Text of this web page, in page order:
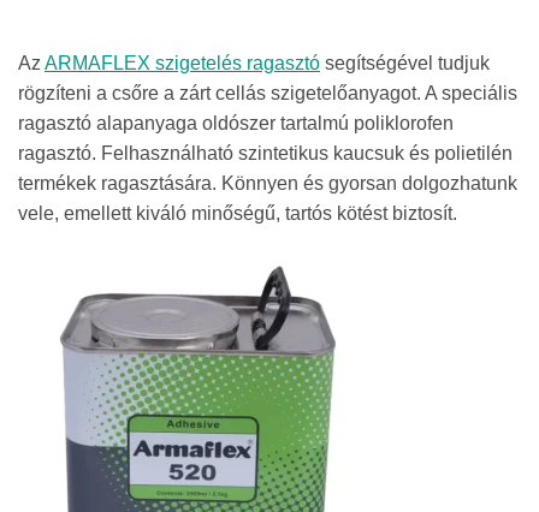
Az ARMAFLEX szigetelés ragasztó segítségével tudjuk
rögzíteni a csőre a zárt cellás szigetelőanyagot. A speciális
ragasztó alapanyaga oldószer tartalmú poliklorofen
ragasztó. Felhasználható szintetikus kaucsuk és polietilén
termékek ragasztására. Könnyen és gyorsan dolgozhatunk
vele, emellett kiváló minőségű, tartós kötést biztosít.